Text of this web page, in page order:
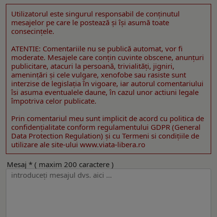
Utilizatorul este singurul responsabil de conţinutul
mesajelor pe care le postează şi îşi asumă toate
consecinţele.
ATENTIE: Comentariile nu se publică automat, vor fi
moderate. Mesajele care conţin cuvinte obscene, anunţuri
publicitare, atacuri la persoană, trivialităţi, jigniri,
ameninţări şi cele vulgare, xenofobe sau rasiste sunt
interzise de legislaţia în vigoare, iar autorul comentariului
îsi asuma eventualele daune, în cazul unor actiuni legale
împotriva celor publicate.
Prin comentariul meu sunt implicit de acord cu politica de
confidenţialitate conform regulamentului GDPR (General
Data Protection Regulation) şi cu Termeni si condițiile de
utilizare ale site-ului www.viata-libera.ro
Mesaj * ( maxim 200 caractere )